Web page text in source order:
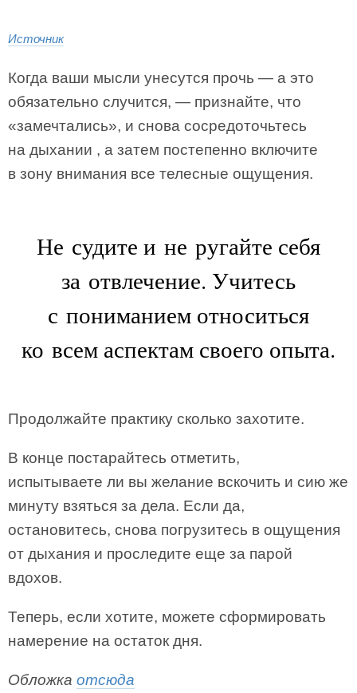
Источник
Когда ваши мысли унесутся прочь — а это
обязательно случится, — признайте, что
«замечтались», и снова сосредоточьтесь
на дыхании , а затем постепенно включите
в зону внимания все телесные ощущения.
Не судите и не ругайте себя
за отвлечение. Учитесь
с пониманием относиться
ко всем аспектам своего опыта.
Продолжайте практику сколько захотите.
В конце постарайтесь отметить,
испытываете ли вы желание вскочить и сию же
минуту взяться за дела. Если да,
остановитесь, снова погрузитесь в ощущения
от дыхания и проследите еще за парой
вдохов.
Теперь, если хотите, можете сформировать
намерение на остаток дня.
Обложка отсюда